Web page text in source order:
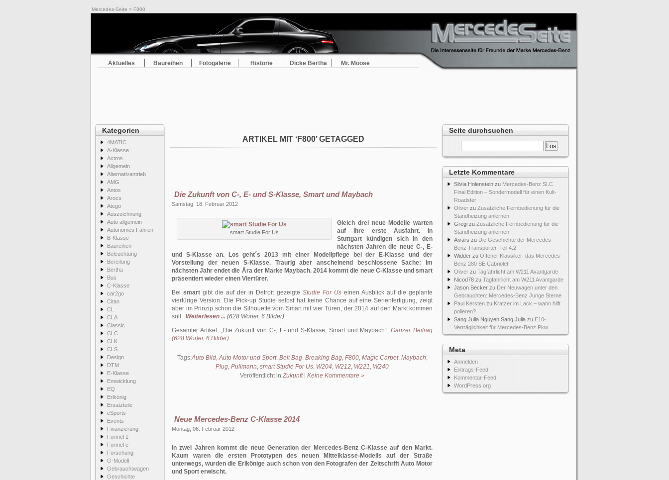
Mercedes-Seite > F800
Aktuelles Baureihen Fotogalerie Historie Dicke Bertha Mr. Moose
Kategorien
4MATIC
A-Klasse
Actros
Allgemein
Alternativantrieb
AMG
Antos
Arocs
Atego
Auszeichnung
Auto allgemein
Autonomes Fahren
B-Klasse
Baureihen
Beleuchtung
Bereifung
Bertha
Bus
C-Klasse
car2go
Citan
CL
CLA
Classic
CLC
CLK
CLS
Design
DTM
E-Klasse
Entwicklung
EQ
Erlkönig
Ersatzteile
eSports
Events
Finanzierung
Formel 1
Formel e
Forschung
G-Modell
Gebrauchtwagen
Geschichte
Seite durchsuchen
Letzte Kommentare
Silvia Holenstein zu Mercedes-Benz SLC
Final Edition – Sondermodell für einen Kult-
Roadster
Oliver zu Zusätzliche Fernbedienung für die
Standheizung anlernen
Gregi zu Zusätzliche Fernbedienung für die
Standheizung anlernen
Aivars zu Die Geschichte der Mercedes-
Benz Transporter, Teil 4.2
Widder zu Offener Klassiker: das Mercedes-
Benz 280 SE Cabriolet
Oliver zu Tagfahrlicht am W211 Avantgarde
Nicod78 zu Tagfahrlicht am W211 Avantgarde
Jason Becker zu Der Neuwagen unter den
Gebrauchten: Mercedes-Benz Junge Sterne
Paul Kersten zu Kratzer im Lack – wann hilft
polieren?
Sang Julia Nguyen Sang Julia zu E10-
Verträglichkeit für Mercedes-Benz Pkw
Meta
Anmelden
Eintrags-Feed
Kommentar-Feed
WordPress.org
ARTIKEL MIT ‘F800’ GETAGGED
Die Zukunft von C-, E- und S-Klasse, Smart und Maybach
Samstag, 18. Februar 2012
smart Studie For Us
Gleich drei neue Modelle warten
auf ihre erste Ausfahrt. In
Stuttgart kündigen sich in den
nächsten Jahren die neue C-, E-
und S-Klasse an. Los geht´s 2013 mit einer Modellpflege bei der E-Klasse und der
Vorstellung der neuen S-Klasse. Traurig aber anscheinend beschlossene Sache: im
nächsten Jahr endet die Ära der Marke Maybach. 2014 kommt die neue C-Klasse und smart
präsentiert wieder einen Viertürer.
Beismart gibt die auf der in Detroit gezeigte Studie For Useinen Ausblick auf die geplante
viertürige Version. Die Pick-up Studie selbst hat keine Chance auf eine Serienfertigung, zeigt
aber im Prinzip schon die Silhouette vom Smart mit vier Türen, der 2014 auf den Markt kommen
soll. Weiterlesen ... (628 Wörter, 6 Bilder)
Gesamter Artikel:
Die Zukunft von C-, E- und S-Klasse, Smart und Maybach .Ganzer Beitrag
(628 Wörter, 6 Bilder)
Tags:Auto Bild,Auto Motor und Sport, Belt Bag, Breaking Bag, F800, Magic Carpet, Maybach,
Plug, Pullmann, smart Studie For Us, W204, W212, W221, W240
Veröffentlicht in Zukunft| Keine Kommentare »
Neue Mercedes-Benz C-Klasse 2014
Montag, 06. Februar 2012
In zwei Jahren kommt die neue Generation der Mercedes-Benz C-Klasse auf den Markt.
Kaum waren die ersten Prototypen des neuen Mittelklasse-Modells auf der Straße
unterwegs, wurden die Erlkönige auch schon von den Fotografen der Zeitschrift Auto Motor
und Sport erwischt.